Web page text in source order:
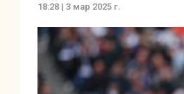
18:28 | 3 мар 2025 г.